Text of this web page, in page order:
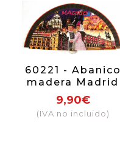
60221 - Abanico
madera Madrid
9,90€
(IVA no incluido)